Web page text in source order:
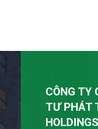
CÔNG TY
TƯ PHÁT
HOLDINGS